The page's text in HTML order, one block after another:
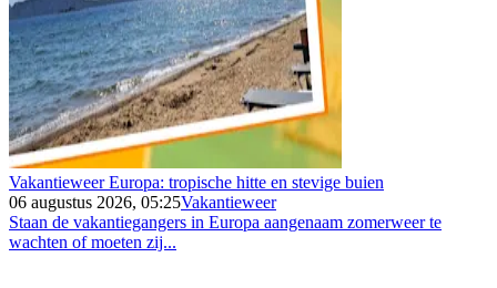
Vakantieweer Europa: tropische hitte en stevige buien
06 augustus 2026, 05:25Vakantieweer
Staan de vakantiegangers in Europa aangenaam zomerweer te
wachten of moeten zij...